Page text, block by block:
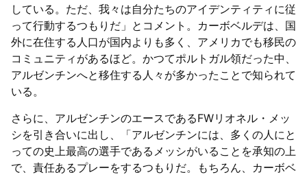
している。ただ、我々は自分たちのアイデンティティに従
って行動するつもりだ」とコメント。カーボベルデは、国
外に在住する人口が国内よりも多く、アメリカでも移民の
コミュニティがあるほど。かつてポルトガル領だった中、
アルゼンチンへと移住する人々が多かったことで知られて
いる。
さらに、アルゼンチンのエースであるFWリオネル・メッ
シを引き合いに出し、「アルゼンチンには、多くの人にと
っての史上最高の選手であるメッシがいることを承知の上
で、責任あるプレーをするつもりだ。もちろん、カーボベ